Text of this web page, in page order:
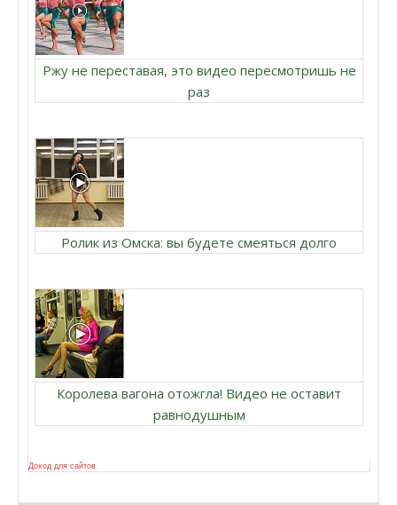
Ржу не переставая, это видео пересмотришь не
раз
Ролик из Омска: вы будете смеяться долго
Королева вагона отожгла! Видео не оставит
равнодушным
Доход для сайтов